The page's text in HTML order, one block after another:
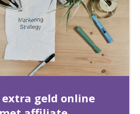
extra geld online